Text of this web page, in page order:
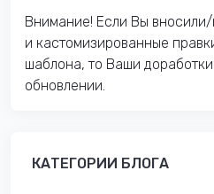
Внимание! Если Вы
и кастомизированные
шаблона, то Ваши
обновлении.
КАТЕГОРИИ БЛОГА